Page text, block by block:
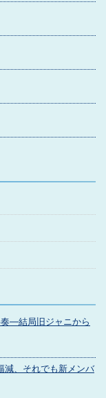
―結局旧ジャニから
減、それでも新メンバ